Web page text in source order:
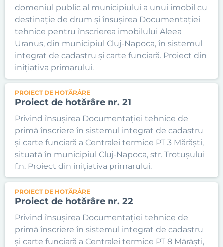
domeniul public al municipiului a unui imobil cu
destinație de drum și însușirea Documentației
tehnice pentru înscrierea imobilului Aleea
Uranus, din municipiul Cluj-Napoca, în sistemul
integrat de cadastru și carte funciară. Proiect din
inițiativa primarului.
PROIECT DE HOTĂRÂRE
Proiect de hotărâre nr. 21
Privind însușirea Documentației tehnice de
primă înscriere în sistemul integrat de cadastru
și carte funciară a Centralei termice PT 3 Mărăști,
situată în municipiul Cluj-Napoca, str. Trotușului
f.n. Proiect din inițiativa primarului.
PROIECT DE HOTĂRÂRE
Proiect de hotărâre nr. 22
Privind însușirea Documentației tehnice de
primă înscriere în sistemul integrat de cadastru
și carte funciară a Centralei termice PT 8 Mărăști,